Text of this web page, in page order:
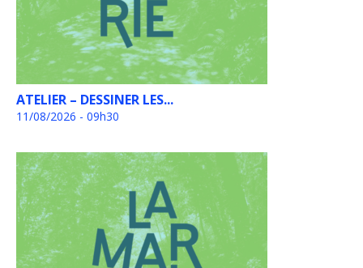
ATELIER – DESSINER LES...
11/08/2026 - 09h30